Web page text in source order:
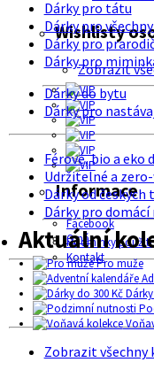
Wishlisty
Zobrazit
Informace
Facebook
O nás
Podmínky použití
Kontakt
Dárky pro tátu
Dárky pro
Dárky pro
Dárky pro
Dárky do bytu
Dárky pro
Férové, bio a eko
Udržitelné a
Dárky od českých
Dárky pro
Aktuální
Pro muže
Dárky
Zobrazit všechny